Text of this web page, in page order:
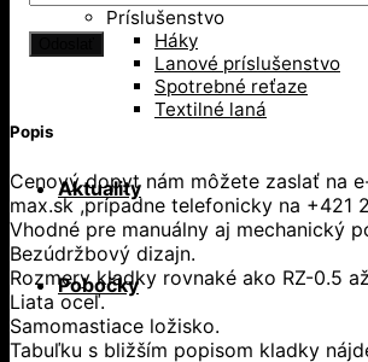
Príslušenstvo
Háky
Lanové príslušenstvo
Spotrebné reťaze
Textilné laná
Aktuality
Pobočky
Popis
Cenový dopyt nám môžete zaslať na
max.sk ,prípadne telefonicky na +421
Vhodné pre manuálny aj mechanický
Bezúdržbový dizajn.
Rozmery kladky rovnaké ako RZ-0.5
Liata oceľ.
Samomastiace ložisko.
Tabuľku s bližším popisom kladky